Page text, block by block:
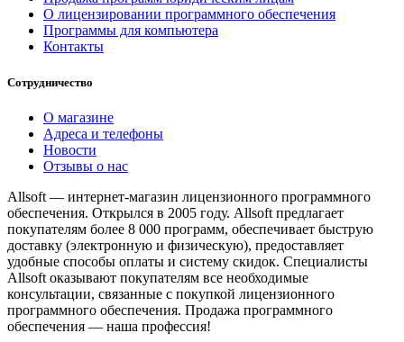
О лицензировании программного обеспечения
Программы для компьютера
Контакты
Сотрудничество
О магазине
Адреса и телефоны
Новости
Отзывы о нас
Allsoft — интернет-магазин лицензионного программного
обеспечения. Открылся в 2005 году. Allsoft предлагает
покупателям более 8 000 программ, обеспечивает быструю
доставку (электронную и физическую), предоставляет
удобные способы оплаты и систему скидок. Специалисты
Allsoft оказывают покупателям все необходимые
консультации, связанные с покупкой лицензионного
программного обеспечения. Продажа программного
обеспечения — наша профессия!